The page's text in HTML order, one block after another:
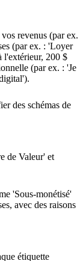
revenus (par ex.
(par ex. : 'Loyer
l'extérieur, 200 $
(par ex. : 'Je
des schémas de
de Valeur' et
'Sous-monétisé'
avec des raisons
étiquette